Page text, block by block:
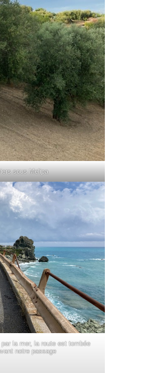
sous Melipa
la mer, la route est tombée
notre passage